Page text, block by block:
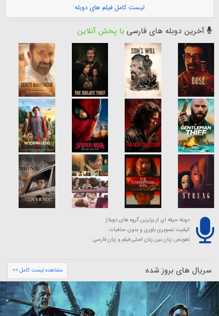
لیست کامل فیلم های دوبله
آخرین دوبله های فارسی با پخش آنلاین
دوبله حرفه ای از برترین گروه های دوبلاژ
کیفیت تصویری بلوری و بدون حذفیات
تعویض زبان بین زبان اصلی فیلم و زبان فارسی
سریال های بروز شده مشاهده لیست کامل >>